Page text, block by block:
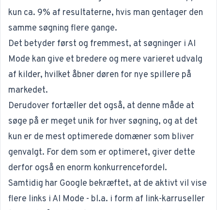
kun ca. 9% af resultaterne, hvis man gentager den
samme søgning flere gange.
Det betyder først og fremmest, at søgninger i AI
Mode kan give et bredere og mere varieret udvalg
af kilder, hvilket åbner døren for nye spillere på
markedet.
Derudover fortæller det også, at denne måde at
søge på er meget unik for hver søgning, og at det
kun er de mest optimerede domæner som bliver
genvalgt. For dem som er optimeret, giver dette
derfor også en enorm konkurrencefordel.
Samtidig har Google bekræftet, at de aktivt vil vise
flere links i AI Mode - bl.a. i form af link-karruseller